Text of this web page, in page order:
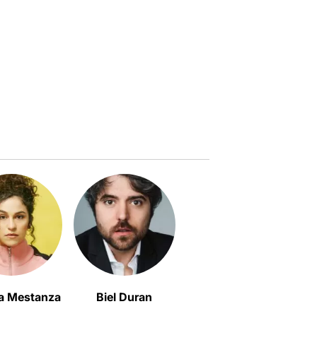
Mestanza Biel Duran